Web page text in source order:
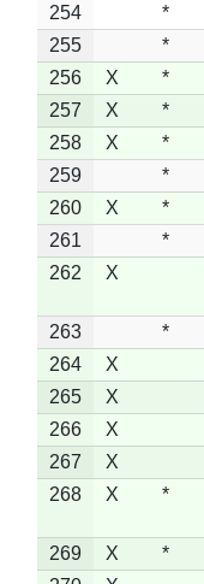
254
*
255
*
256
X *
257
X *
258
X *
259
*
260
X *
261
*
262
X
263 *
264
X
265
X
266
X
267
X
268
X *
269 X *